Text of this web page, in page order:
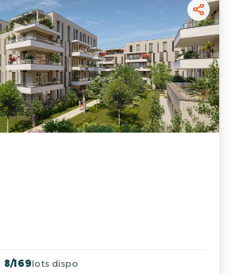
8/169lots dispo